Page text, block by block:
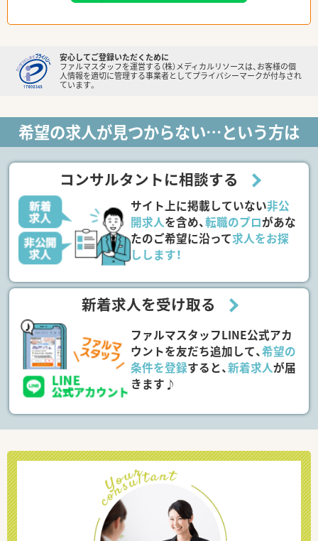
安心してご登録いただくために
ファルマスタッフを運営する（株）メディカルリソースは、お客様の個
人情報を適切に管理する事業者としてプライバシーマークが付与され
ています。
希望の求人が見つからない…という方は
コンサルタントに相談する
サイト上に掲載していない非公
開求人を含め、転職のプロがあな
たのご希望に沿って求人をお探
しします！
新着求人を受け取る
ファルマスタッフLINE公式アカ
ウントを友だち追加して、希望の
条件を登録すると、新着求人が届
きます♪